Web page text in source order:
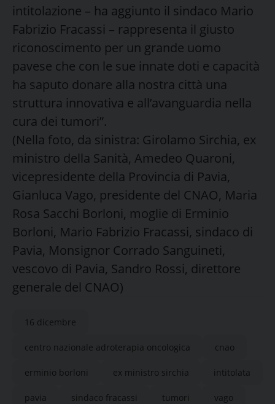
intitolazione – ha aggiunto il sindaco Mario
Fabrizio Fracassi – rappresenta il giusto
riconoscimento per un grande uomo
pavese che con le sue innate doti e capacità
ha saputo donare alla nostra città una
struttura innovativa e all’avanguardia nella
cura dei tumori”.
(Nella foto, da sinistra: Girolamo Sirchia, ex
ministro della Sanità, Amedeo Quaroni,
vicepresidente della Provincia di Pavia,
Gianluca Vago, presidente del CNAO, Maria
Rosa Sacchi Borloni, moglie di Erminio
Borloni, Mario Fabrizio Fracassi, sindaco di
Pavia, Monsignor Corrado Sanguineti,
vescovo di Pavia, Sandro Rossi, direttore
generale del CNAO)
16 dicembre
centro nazionale adroterapia oncologica cnao
erminio borloni ex ministro sirchia intitolata
pavia sindaco fracassi tumori vago